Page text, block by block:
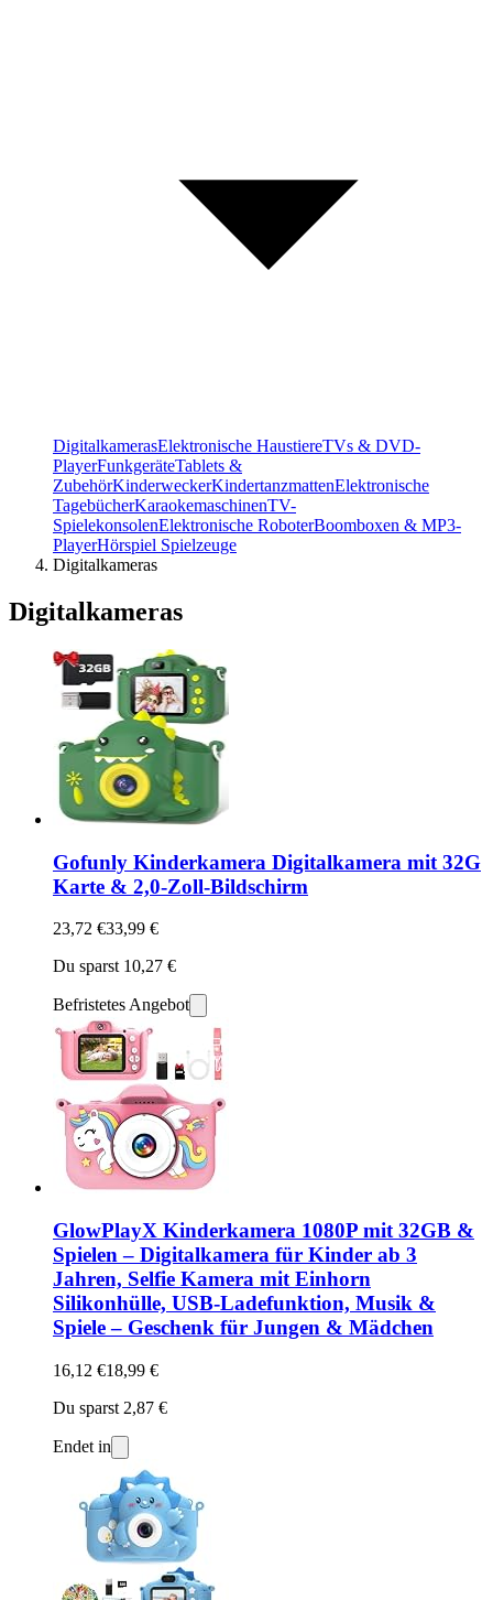
DigitalkamerasElektronische HaustiereTVs & DVD-
PlayerFunkgeräteTablets &
ZubehörKinderweckerKindertanzmattenElektronische
TagebücherKaraokemaschinenTV-
SpielekonsolenElektronische RoboterBoomboxen & MP3-
PlayerHörspiel Spielzeuge
Digitalkameras
Digitalkameras
Gofunly Kinderkamera Digitalkamera mit 32G
Karte & 2,0-Zoll-Bildschirm
23,72 €33,99 €
Du sparst 10,27 €
Befristetes Angebot
GlowPlayX Kinderkamera 1080P mit 32GB &
Spielen – Digitalkamera für Kinder ab 3
Jahren, Selfie Kamera mit Einhorn
Silikonhülle, USB-Ladefunktion, Musik &
Spiele – Geschenk für Jungen & Mädchen
16,12 €18,99 €
Du sparst 2,87 €
Endet in